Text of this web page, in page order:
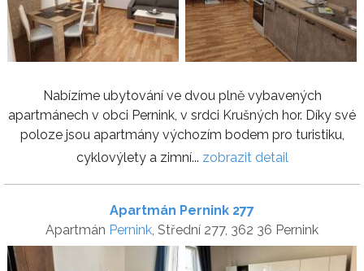
Nabízíme ubytování ve dvou plně vybavených
apartmánech v obci Pernink, v srdci Krušných hor. Díky své
poloze jsou apartmány výchozím bodem pro turistiku,
cyklovýlety a zimní... zobrazit detail
Apartmán Pernink 277
Apartmán Pernink, Střední 277, 362 36 Pernink